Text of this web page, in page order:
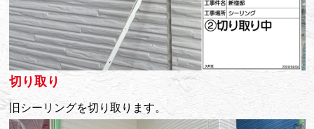
切り取り
旧シーリングを切り取ります。